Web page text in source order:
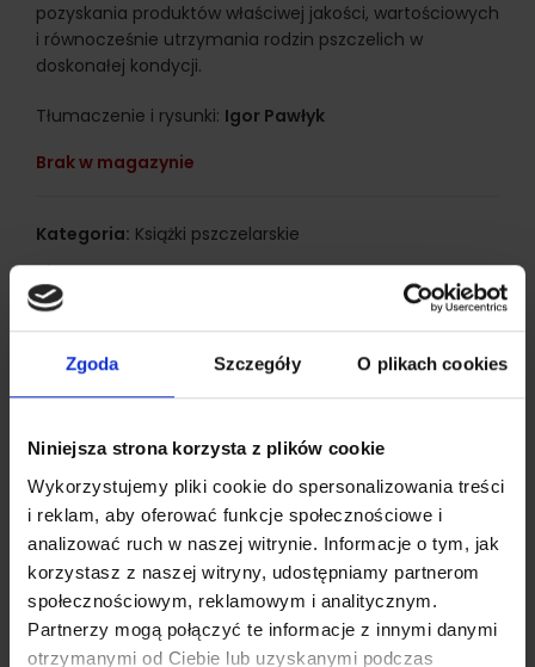
Zgoda Szczegóły O plikach cookies
Niniejsza strona korzysta z plików cookie
Wykorzystujemy pliki cookie do spersonalizowania treści
i reklam, aby oferować funkcje społecznościowe i
analizować ruch w naszej witrynie. Informacje o tym, jak
korzystasz z naszej witryny, udostępniamy partnerom
społecznościowym, reklamowym i analitycznym.
Partnerzy mogą połączyć te informacje z innymi danymi
otrzymanymi od Ciebie lub uzyskanymi podczas
pozyskania produktów właściwej jakości, wartościowych
i równocześnie utrzymania rodzin pszczelich w
doskonałej kondycji.
Tłumaczenie i rysunki: Igor Pawłyk
Brak w magazynie
Kategoria: Książki pszczelarskie
Share:
Opis
Mleczko Pszczele i homogenat trutowy- Wołodymyr Małychin
pszczelich dla właściwego prowadzenia pasieki. Pokazuje, jakie
jakości, wartościowych i równocześnie utrzymania rodzin pszczelich
w doskonałej kondycji.
Tłumaczenie i rysunki: Igor Pawłyk
Sposoby dostawy